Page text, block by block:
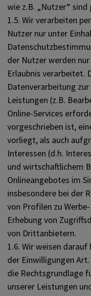
wie z.B. „Nutzer“
1.5. Wir verarbeiten
Nutzer nur unter
der Nutzer werden
Erlaubnis verarbeitet.
Datenverarbeitung
Leistungen (z.B.
Online-Services
vorgeschrieben ist,
vorliegt, als auch
Interessen (d.h.
und wirtschaftlichem
Onlineangebotes im
insbesondere bei der
von Profilen zu
Erhebung von
von Drittanbietern.
1.6. Wir weisen
der Einwilligungen Art.
die Rechtsgrundlage
unserer Leistungen